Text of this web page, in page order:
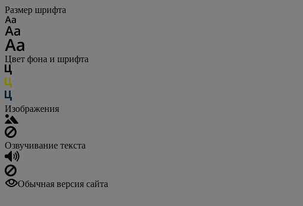
Размер шрифта
Цвет фона и шрифта
Изображения
Озвучивание текста
Обычная версия сайта